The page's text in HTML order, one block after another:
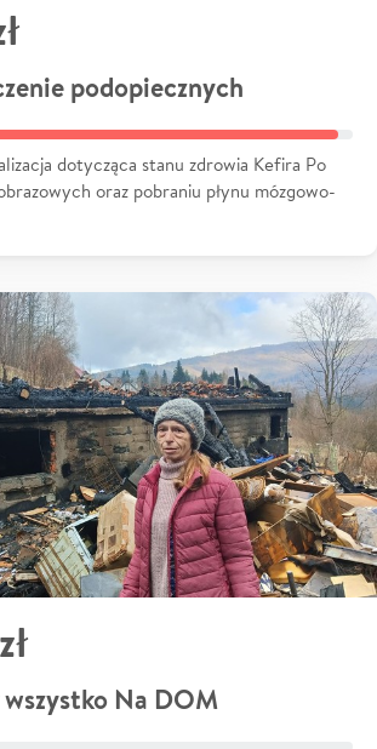
podopiecznych
dotycząca stanu zdrowia Kefira Po
oraz pobraniu płynu mózgowo-
wszystko Na DOM